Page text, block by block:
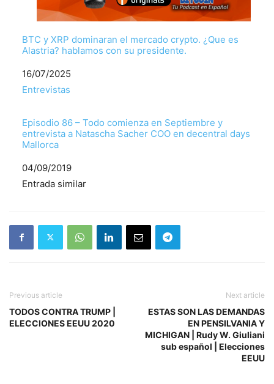
BTC y XRP dominaran el mercado crypto. ¿Que es
Alastria? hablamos con su presidente.
Fecha
16/07/2025
Respecto a
Entrevistas
Episodio 86 – Todo comienza en Septiembre y
entrevista a Natascha Sacher COO en decentral days
Mallorca
Fecha
04/09/2019
Respecto a
Entrada similar
Previous article
TODOS CONTRA TRUMP |
ELECCIONES EEUU 2020
Next article
ESTAS SON LAS DEMANDAS
EN PENSILVANIA Y
MICHIGAN | Rudy W. Giuliani
sub español | Elecciones
EEUU